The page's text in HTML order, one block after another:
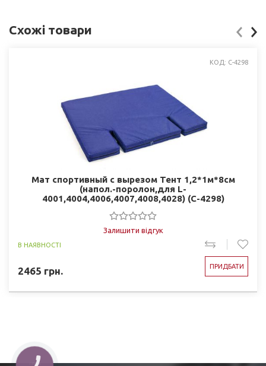
Схожі товари
КОД: C-4298
Мат спортивный с вырезом Тент 1,2*1м*8см
(напол.-поролон,для L-
4001,4004,4006,4007,4008,4028) (C-4298)
Залишити відгук
В НАЯВНОСТІ
2465 грн. ПРИДБАТИ